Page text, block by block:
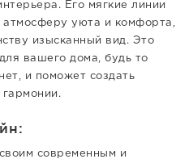
Его мягкие линии
атмосферу уюта и комфорта,
изысканный вид. Это
вашего дома, будь то
и поможет создать
современным и